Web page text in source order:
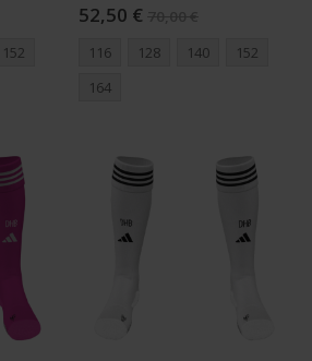
152
52,50 €
116
128 140
152
164